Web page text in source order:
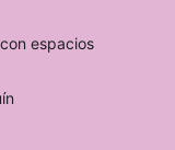
espacios